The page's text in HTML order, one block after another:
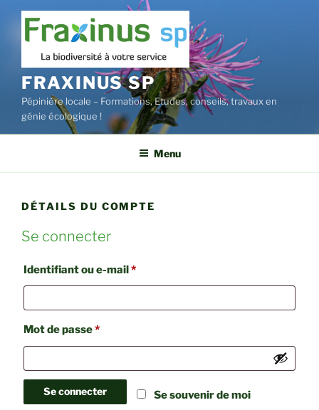
Aller
contenu
principal
FRAXINUS SP
Pépinière locale – Formations, Etudes, conseils, travaux en
génie écologique !
Menu
DÉTAILS DU COMPTE
Se connecter
Identifiant ou e-mail*Obligatoire
Mot de passe*Obligatoire
Se souvenir de moi
Se connecter